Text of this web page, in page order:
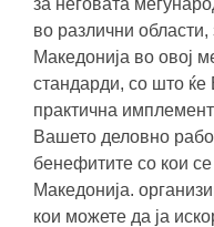
за неговата
во различни
Македонија во овој
стандарди, со што ќе
практична
Вашето деловно
бенефитите со кои
Македонија.
кои можете да ја